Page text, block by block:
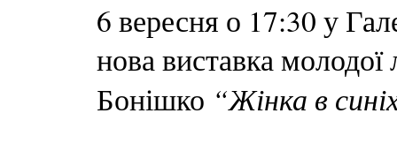
6 вересня о 17:30 у
нова виставка молодої
Бонішко “Жінка в